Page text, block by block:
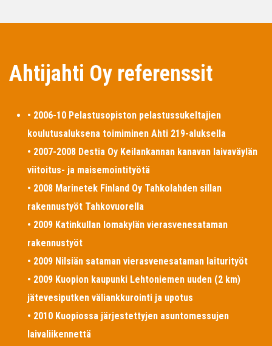
Ahtijahti Oy referenssit
• 2006-10 Pelastusopiston pelastussukeltajien
koulutusaluksena toimiminen Ahti 219-aluksella
• 2007-2008 Destia Oy Keilankannan kanavan laivaväylän
viitoitus- ja maisemointityötä
• 2008 Marinetek Finland Oy Tahkolahden sillan
rakennustyöt Tahkovuorella
• 2009 Katinkullan lomakylän vierasvenesataman
rakennustyöt
• 2009 Nilsiän sataman vierasvenesataman laiturityöt
• 2009 Kuopion kaupunki Lehtoniemen uuden (2 km)
jätevesiputken väliankkurointi ja upotus
• 2010 Kuopiossa järjestettyjen asuntomessujen
laivaliikennettä